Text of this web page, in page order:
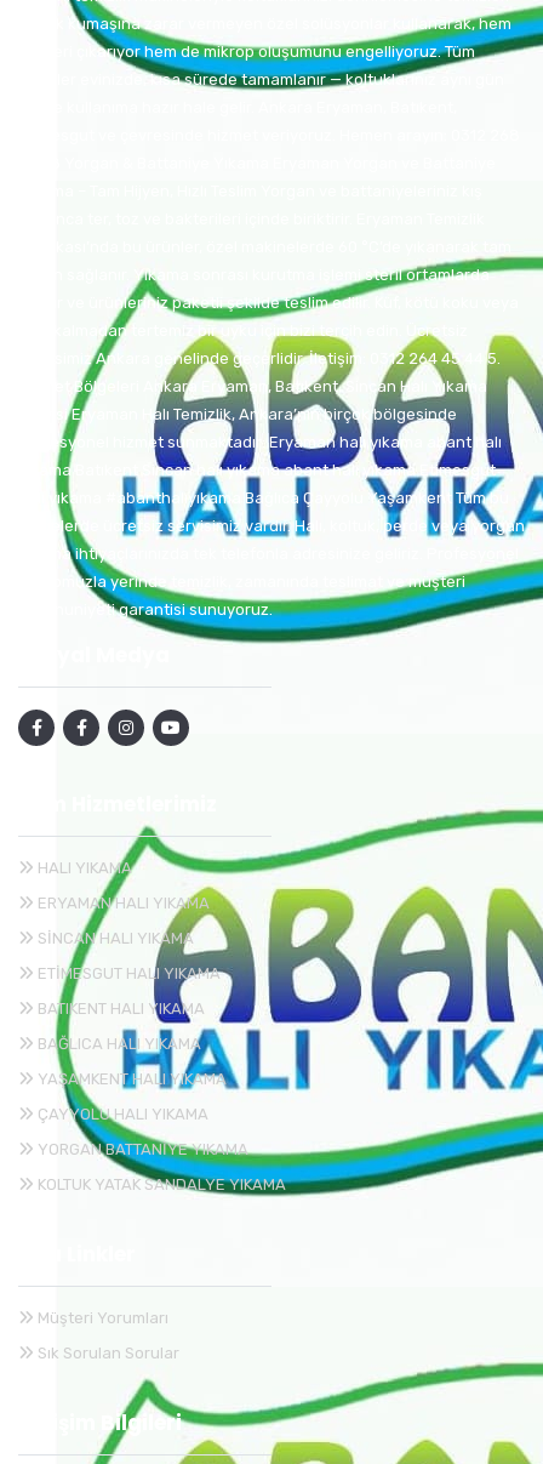
Koltuk kumaşına zarar vermeyen özel solüsyonlar kullanarak, hem
lekeleri çıkarıyor hem de mikrop oluşumunu engelliyoruz. Tüm
işlemler evinizde, kısa sürede tamamlanır — koltuklarınız aynı gün
hijyen sağlanır. Yıkama sonrası kurutma işlemi steril ortamlarda
yapılır ve ürünleriniz paketli şekilde teslim edilir. Küf, kötü koku veya
leke kalmadan tertemiz bir uyku için bizi tercih edin. Ücretsiz
servisimiz Ankara genelinde geçerlidir. İletişim: 0312 264 45 44 5.
Hizmet Bölgeleri Ankara Eryaman, Batıkent, Sincan Halı Yıkama
Servisi Eryaman Halı Temizlik, Ankara’nın birçok bölgesinde
profesyonel hizmet sunmaktadır: Eryaman halı yıkama abant halı
yıkama Batıkent Sincan halı yıkama abant halı yıkama Etimesgut
halı yıkama #abanthalıyıkama Bağlıca Çayyolu Yaşamkent Tüm bu
bölgelerde ücretsiz servisimiz vardır. Halı, koltuk, perde veya yorgan
yıkama ihtiyaçlarınızda tek telefonla adresinize geliriz. Profesyonel
kadromuzla yerinde temizlik, zamanında teslimat ve müşteri
memnuniyeti garantisi sunuyoruz.
HALI YIKAMA
ERYAMAN HALI YIKAMA
SİNCAN HALI YIKAMA
ETİMESGUT HALI YIKAMA
BATIKENT HALI YIKAMA
BAĞLICA HALI YIKAMA
YAŞAMKENT HALI YIKAMA
ÇAYYOLU HALI YIKAMA
YORGAN BATTANİYE YIKAMA
KOLTUK YATAK SANDALYE YIKAMA
Müşteri Yorumları
Sık Sorulan Sorular
İletişim Bilgileri